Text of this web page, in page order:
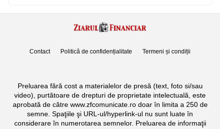
Contact Politică de confidențialitate Termeni și condiții
Preluarea fără cost a materialelor de presă (text, foto si/sau
video), purtătoare de drepturi de proprietate intelectuală, este
aprobată de către www.zfcomunicate.ro doar în limita a 250 de
semne. Spaţiile şi URL-ul/hyperlink-ul nu sunt luate în
considerare în numerotarea semnelor. Preluarea de informaţii